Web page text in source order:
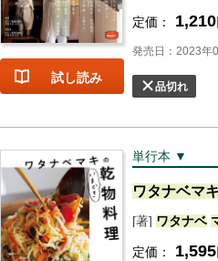
試し読み
定価： 1,210
発売日：2023年
品切れ
単行本 ▼
ワタナベマキ
[著] ワタナベ
定価： 1,595